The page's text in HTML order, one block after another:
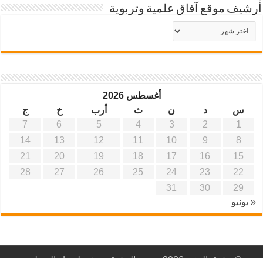
أرشيف موقع آفاق علمية وتربوية
أرشيف
موقع
آفاق
أغسطس 2026
س
د ن ث أرب خ
ج
1
2
3
4
5
6
7
8
9
10
11
12
13
14
15
16
17
18
19
20
21
22
23
24
25
26
27
28
29
30
31
« يونيو